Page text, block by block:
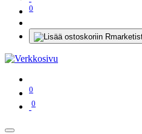
0
0
0